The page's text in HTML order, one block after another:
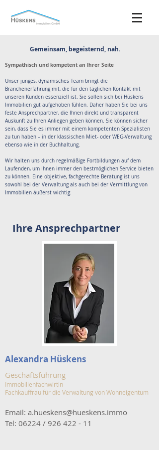
Sympathisch und kompetent an Ihrer Seite
Unser junges, dynamisches Team bringt die
Branchenerfahrung mit, die für den täglichen Kontakt mit
unseren Kunden essenziell ist. Sie sollen sich bei Hüskens
Immobilien gut aufgehoben fühlen. Daher haben Sie bei uns
feste Ansprechpartner, die Ihnen direkt und transparent
Auskunft zu Ihren Anliegen geben können. Sie können sicher
sein, dass Sie es immer mit einem kompetenten Spezialisten
zu tun haben – in der klassischen Miet- oder WEG-Verwaltung
ebenso wie in der Buchhaltung.
Wir halten uns durch regelmäßige Fortbildungen auf dem
Laufenden, um Ihnen immer den bestmöglichen Service bieten
zu können. Eine objektive, fachgerechte Beratung ist uns
sowohl bei der Verwaltung als auch bei der Vermittlung von
Immobilien äußerst wichtig.
Ihre Ansprechpartner
Alexandra Hüskens
Geschäftsführung
Immobilienfachwirtin
Fachkauffrau für die Verwaltung von Wohneigentum
Email: a.hueskens@hueskens.immo
Tel: 06224 / 926 422 - 11
Gemeinsam, begeisternd, nah.